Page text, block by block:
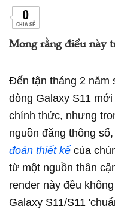
0
CHIA SẺ
Mong rằng điều này
Đến tận tháng 2 năm
dòng Galaxy S11
chính thức, nhưng
nguồn đăng thông
đoán thiết kế của
từ một nguồn thân
render này đều
Galaxy S11/S11